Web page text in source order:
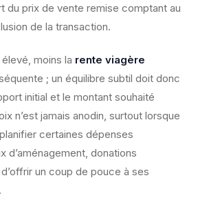
du prix de vente remise comptant au
de la transaction.
moins la rente viagère
; un équilibre subtil doit donc
initial et le montant souhaité
n’est jamais anodin, surtout lorsque
certaines dépenses
d’aménagement, donations
un coup de pouce à ses